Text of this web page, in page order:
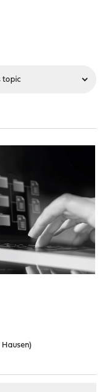
Hausen)